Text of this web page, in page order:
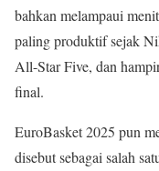
bahkan melampaui
paling produktif sejak
All-Star Five, dan
final.
EuroBasket 2025 pun
disebut sebagai salah